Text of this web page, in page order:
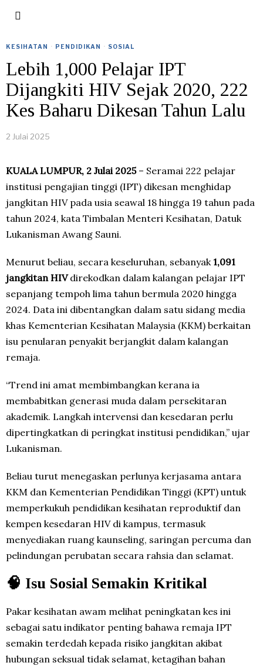
KESIHATAN · PENDIDIKAN · SOSIAL
Lebih 1,000 Pelajar IPT
Dijangkiti HIV Sejak 2020, 222
Kes Baharu Dikesan Tahun Lalu
2 Julai 2025
KUALA LUMPUR, 2 Julai 2025– Seramai 222 pelajar
institusi pengajian tinggi (IPT) dikesan menghidap
jangkitan HIV pada usia seawal 18 hingga 19 tahun pada
tahun 2024, kata Timbalan Menteri Kesihatan, Datuk
Lukanisman Awang Sauni.
Menurut beliau, secara keseluruhan, sebanyak1,091
jangkitan HIVdirekodkan dalam kalangan pelajar IPT
sepanjang tempoh lima tahun bermula 2020 hingga
2024. Data ini dibentangkan dalam satu sidang media
khas Kementerian Kesihatan Malaysia (KKM) berkaitan
isu penularan penyakit berjangkit dalam kalangan
remaja.
“Trend ini amat membimbangkan kerana ia
membabitkan generasi muda dalam persekitaran
akademik. Langkah intervensi dan kesedaran perlu
dipertingkatkan di peringkat institusi pendidikan,” ujar
Lukanisman.
Beliau turut menegaskan perlunya kerjasama antara
KKM dan Kementerian Pendidikan Tinggi (KPT) untuk
memperkukuh pendidikan kesihatan reproduktif dan
kempen kesedaran HIV di kampus, termasuk
menyediakan ruang kaunseling, saringan percuma dan
pelindungan perubatan secara rahsia dan selamat.
🧠 Isu Sosial Semakin Kritikal
Pakar kesihatan awam melihat peningkatan kes ini
sebagai satu indikator penting bahawa remaja IPT
semakin terdedah kepada risiko jangkitan akibat
hubungan seksual tidak selamat, ketagihan bahan